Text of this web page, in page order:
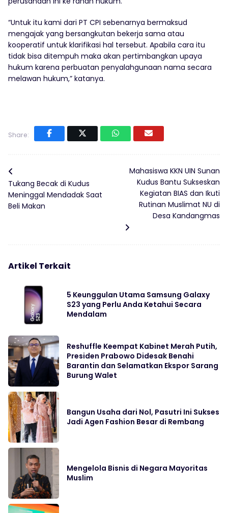
“Untuk itu kami dari PT CPI sebenarnya bermaksud
mengajak yang bersangkutan bekerja sama atau
kooperatif untuk klarifikasi hal tersebut. Apabila cara itu
tidak bisa ditempuh maka akan pertimbangkan upaya
hukum karena perbuatan penyalahgunaan nama secara
melawan hukum,” katanya.
Share:
Tukang Becak di Kudus
Meninggal Mendadak Saat
Beli Makan
Mahasiswa KKN UIN Sunan
Kudus Bantu Sukseskan
Kegiatan BIAS dan Ikuti
Rutinan Muslimat NU di
Desa Kandangmas
Artikel Terkait
5 Keunggulan Utama Samsung Galaxy
S23 yang Perlu Anda Ketahui Secara
Mendalam
Reshuffle Keempat Kabinet Merah Putih,
Presiden Prabowo Didesak Benahi
Barantin dan Selamatkan Ekspor Sarang
Burung Walet
Bangun Usaha dari Nol, Pasutri Ini Sukses
Jadi Agen Fashion Besar di Rembang
Mengelola Bisnis di Negara Mayoritas
Muslim